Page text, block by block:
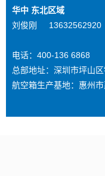
华中 东北区域
刘俊刚 13632562920
电话：400-136 6868
总部地址：深圳市坪山
航空箱生产基地：惠州